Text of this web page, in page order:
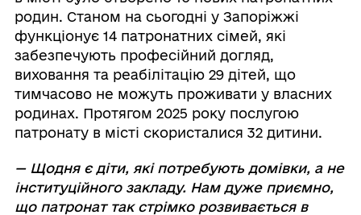
родин. Станом на сьогодні у Запоріжжі
функціонує 14 патронатних сімей, які
забезпечують професійний догляд,
виховання та реабілітацію 29 дітей, що
тимчасово не можуть проживати у власних
родинах. Протягом 2025 року послугою
патронату в місті скористалися 32 дитини.
— Щодня є діти, які потребують домівки, а не
інституційного закладу. Нам дуже приємно,
що патронат так стрімко розвивається в